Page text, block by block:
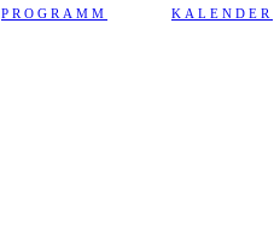
PROGRAMM KALENDER